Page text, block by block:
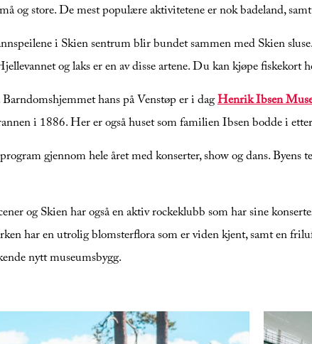
og store. De mest populære aktivitetene er nok badeland,
i Skien sentrum blir bundet sammen med Skien
og laks er en av disse artene. Du kan kjøpe fiskekort
hans på Venstøp er i dagHenrik Ibsen
i 1886. Her er også huset som familien Ibsen bodde i
gjennom hele året med konserter, show og dans. Byens
og Skien har også en aktiv rockeklubb som har sine
har en utrolig blomsterflora som er viden kjent, samt en
nytt museumsbygg.